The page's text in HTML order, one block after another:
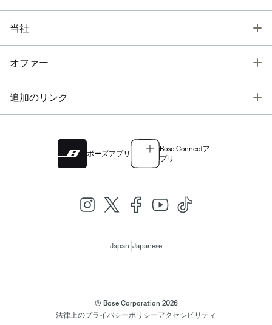
当社
オファー
追加のリンク
ボーズアプリ
Bose Connectア
プリ
Japan Japanese
© Bose Corporation 2026
法律上のプライバシーポリシーアクセシビリティ